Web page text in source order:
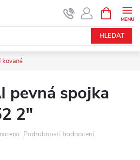
HLEDAT
NÁKUPNÍ
KOŠÍK
kované
pevná spojka
2"
Podrobnosti hodnocení